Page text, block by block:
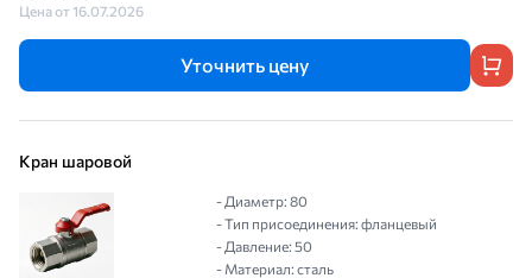
Цена от 16.07.2026
Уточнить цену
Кран шаровой
- Диаметр: 80
- Тип присоединения: фланцевый
- Давление: 50
- Материал: сталь